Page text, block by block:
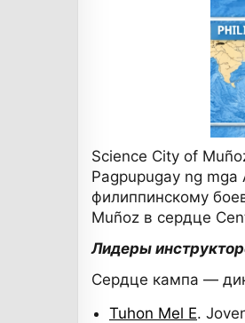
Science City of
Pagpupugay ng
филиппинскому
Muñoz в сердце
Лидеры
Сердце кампа —
Tuhon Mel E.